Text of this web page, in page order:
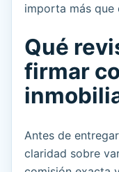
importa más que
Qué
firmar
Antes de
claridad sobre